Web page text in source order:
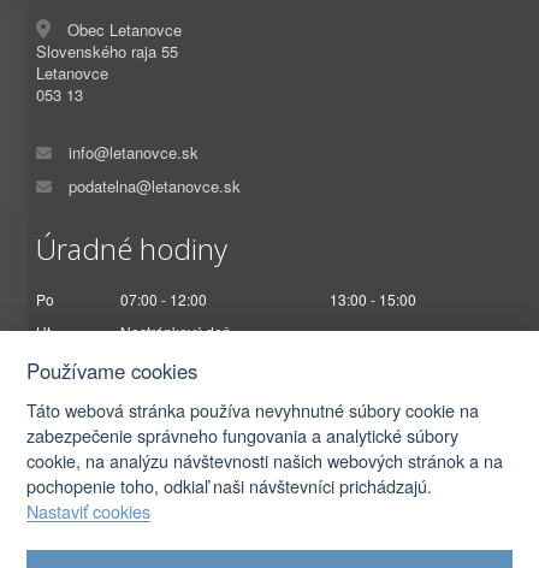
Obec Letanovce
Slovenského raja 55
Letanovce
053 13
info@letanovce.sk
podatelna@letanovce.sk
Úradné hodiny
Po 07:00 - 12:00
13:00 - 15:00
Ut
Nestránkový deň
St
07:00 - 12:00
Pi
07:00 - 12:30
Používame cookies
Táto webová stránka používa nevyhnutné súbory cookie na
zabezpečenie správneho fungovania a analytické súbory
cookie, na analýzu návštevnosti našich webových stránok a na
pochopenie toho, odkiaľ naši návštevníci prichádzajú.
Nastaviť cookies